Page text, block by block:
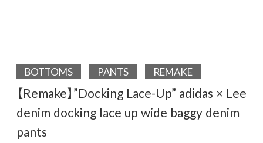
BOTTOMS PANTS REMAKE
【Remake】”Docking Lace-Up” adidas × Lee
denim docking lace up wide baggy denim
pants